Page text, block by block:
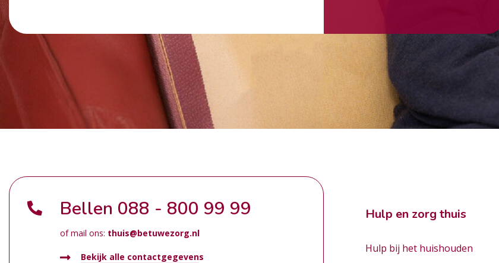
Bellen 088 - 800 99 99
of mail ons: thuis@betuwezorg.nl
Bekijk alle contactgegevens
Hulp en zorg thuis
Hulp bij het huishouden